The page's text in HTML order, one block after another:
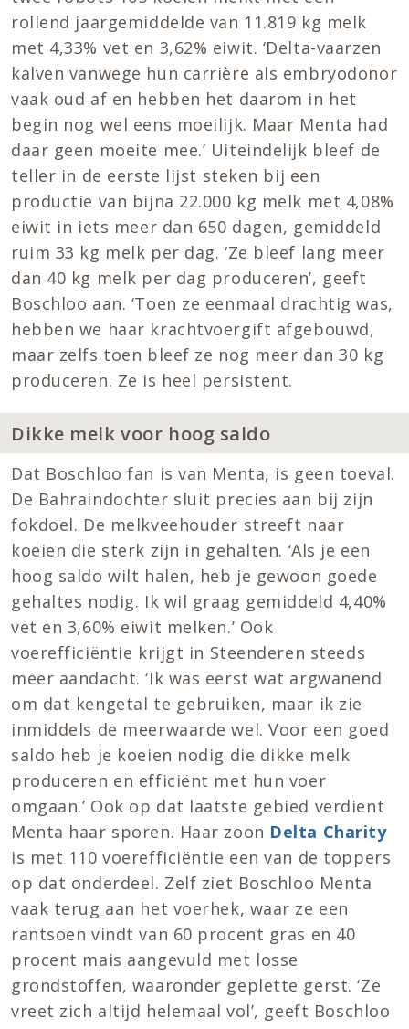
rollend jaargemiddelde van 11.819 kg melk
met 4,33% vet en 3,62% eiwit. ‘Delta-vaarzen
kalven vanwege hun carrière als embryodonor
vaak oud af en hebben het daarom in het
begin nog wel eens moeilijk. Maar Menta had
daar geen moeite mee.’ Uiteindelijk bleef de
teller in de eerste lijst steken bij een
productie van bijna 22.000 kg melk met 4,08%
eiwit in iets meer dan 650 dagen, gemiddeld
ruim 33 kg melk per dag. ‘Ze bleef lang meer
dan 40 kg melk per dag produceren’, geeft
Boschloo aan. ‘Toen ze eenmaal drachtig was,
hebben we haar krachtvoergift afgebouwd,
maar zelfs toen bleef ze nog meer dan 30 kg
produceren. Ze is heel persistent.
Dikke melk voor hoog saldo
Dat Boschloo fan is van Menta, is geen toeval.
De Bahraindochter sluit precies aan bij zijn
fokdoel. De melkveehouder streeft naar
koeien die sterk zijn in gehalten. ‘Als je een
hoog saldo wilt halen, heb je gewoon goede
gehaltes nodig. Ik wil graag gemiddeld 4,40%
vet en 3,60% eiwit melken.’ Ook
voerefficiëntie krijgt in Steenderen steeds
meer aandacht. ‘Ik was eerst wat argwanend
om dat kengetal te gebruiken, maar ik zie
inmiddels de meerwaarde wel. Voor een goed
saldo heb je koeien nodig die dikke melk
produceren en efficiënt met hun voer
omgaan.’ Ook op dat laatste gebied verdient
Menta haar sporen. Haar zoon Delta Charity
is met 110 voerefficiëntie een van de toppers
op dat onderdeel. Zelf ziet Boschloo Menta
vaak terug aan het voerhek, waar ze een
rantsoen vindt van 60 procent gras en 40
procent mais aangevuld met losse
grondstoffen, waaronder geplette gerst. ‘Ze
vreet zich altijd helemaal vol’, geeft Boschloo